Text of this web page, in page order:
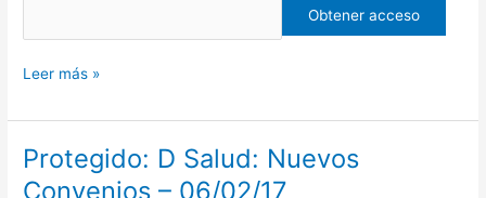
Leer más »
Protegido: D Salud: Nuevos
Convenios – 06/02/17
Protegido:
D